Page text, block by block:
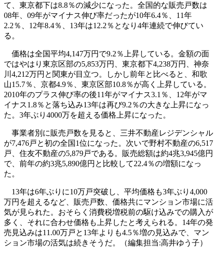
て、東京都下は8.8％の減少になった。全国的な販売戸数は
08年、09年がマイナス伸び率だったが10年6.4％、11年
2.2％、12年8.4％、13年は12.2％となり4年連続で伸びてい
る。
価格は全国平均4,147万円で9.2％上昇している。金額の面
ではやはり東京区部の5,853万円、東京都下4,238万円、神奈
川4,212万円と関東が目立つ。しかし前年と比べると、和歌
山15.7％、京都4.9％、東京区部10.8％が高く上昇している。
2010年のプラス伸び率の後11年がマイナス3.1％、12年がマ
イナス1.8％と落ち込み13年は再び9.2％の大きな上昇になっ
た。3年ぶり4000万を超える価格上昇になった。
事業者別に販売戸数を見ると、三井不動産レジデンシャル
が7,476戸と初の全国1位になった。次いで野村不動産の6,517
戸、住友不動産の5,879戸である。販売総額は約4兆3,945億円
で、前年の約3兆5,890億円と比較して22.4％の増額になっ
た。
13年は6年ぶりに10万戸突破し、平均価格も3年ぶり4,000
万円を超えるなど、販売戸数、価格共にマンション市場に活
気が見られた。おそらく消費税増税前の駆け込みでの購入が
多く、それに合わせ価格も上昇したと考えられる。14年の発
売見込みは11.00万戸と13年よりも4.5％増の見込みで、マン
ション市場の活気は続きそうだ。（編集担当:高井ゆう子）